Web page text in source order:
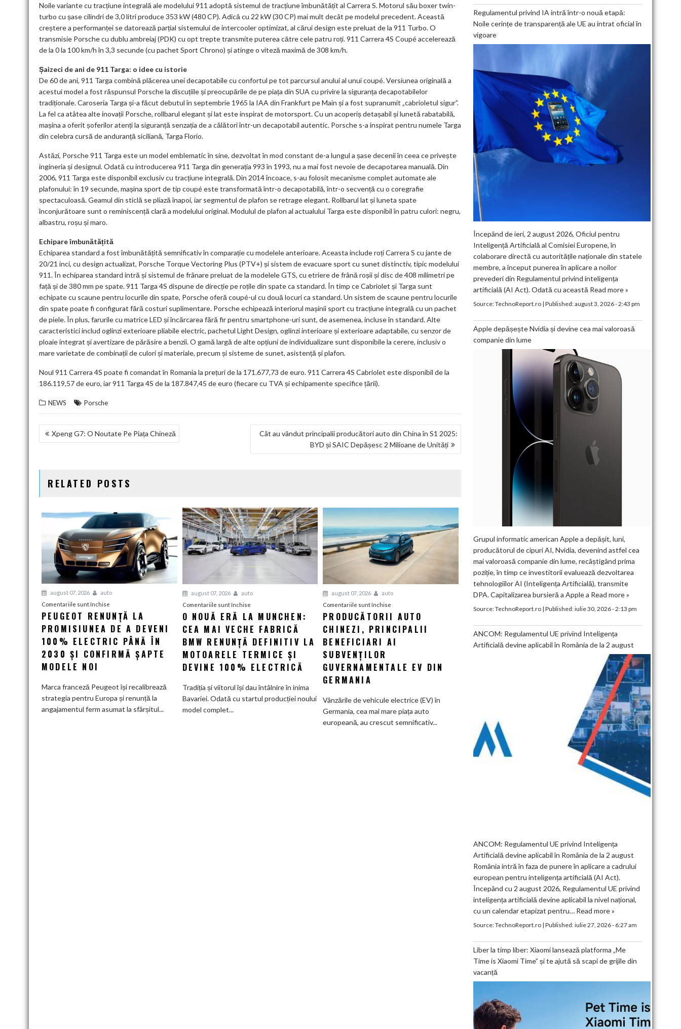
Noile variante cu tracțiune integrală ale modelului 911 adoptă sistemul de tracțiune îmbunătățit al Carrera S. Motorul său boxer twin-
turbo cu șase cilindri de 3,0 litri produce 353 kW (480 CP). Adică cu 22 kW (30 CP) mai mult decât pe modelul precedent. Această
creștere a performanței se datorează parțial sistemului de intercooler optimizat, al cărui design este preluat de la 911 Turbo. O
transmisie Porsche cu dublu ambreiaj (PDK) cu opt trepte transmite puterea către cele patru roți. 911 Carrera 4S Coupé accelerează
de la 0 la 100 km/h în 3,3 secunde (cu pachet Sport Chrono) și atinge o viteză maximă de 308 km/h.
Șaizeci de ani de 911 Targa: o idee cu istorie
De 60 de ani, 911 Targa combină plăcerea unei decapotabile cu confortul pe tot parcursul anului al unui coupé. Versiunea originală a
acestui model a fost răspunsul Porsche la discuțiile și preocupările de pe piața din SUA cu privire la siguranța decapotabilelor
tradiționale. Caroseria Targa și-a făcut debutul în septembrie 1965 la IAA din Frankfurt pe Main și a fost supranumit „cabrioletul sigur”.
La fel ca atâtea alte inovații Porsche, rollbarul elegant și lat este inspirat de motorsport. Cu un acoperiș detașabil și lunetă rabatabilă,
mașina a oferit șoferilor atenți la siguranță senzația de a călători într-un decapotabil autentic. Porsche s-a inspirat pentru numele Targa
din celebra cursă de anduranță siciliană, Targa Florio.
Astăzi, Porsche 911 Targa este un model emblematic în sine, dezvoltat în mod constant de-a lungul a șase decenii în ceea ce privește
ingineria și designul. Odată cu introducerea 911 Targa din generația 993 în 1993, nu a mai fost nevoie de decapotarea manuală. Din
2006, 911 Targa este disponibil exclusiv cu tracțiune integrală. Din 2014 încoace, s-au folosit mecanisme complet automate ale
plafonului: în 19 secunde, mașina sport de tip coupé este transformată într-o decapotabilă, într-o secvență cu o coregrafie
spectaculoasă. Geamul din sticlă se pliază înapoi, iar segmentul de plafon se retrage elegant. Rollbarul lat și luneta spate
înconjurătoare sunt o reminiscență clară a modelului original. Modulul de plafon al actualului Targa este disponibil în patru culori: negru,
albastru, roșu și maro.
Echipare îmbunătățită
Echiparea standard a fost îmbunătățită semnificativ în comparație cu modelele anterioare. Aceasta include roți Carrera S cu jante de
20/21 inci, cu design actualizat, Porsche Torque Vectoring Plus (PTV+) și sistem de evacuare sport cu sunet distinctiv, tipic modelului
911. În echiparea standard intră și sistemul de frânare preluat de la modelele GTS, cu etriere de frână roșii și disc de 408 milimetri pe
față și de 380 mm pe spate. 911 Targa 4S dispune de direcție pe roțile din spate ca standard. În timp ce Cabriolet și Targa sunt
echipate cu scaune pentru locurile din spate, Porsche oferă coupé-ul cu două locuri ca standard. Un sistem de scaune pentru locurile
din spate poate fi configurat fără costuri suplimentare. Porsche echipează interiorul mașinii sport cu tracțiune integrală cu un pachet
de piele. În plus, farurile cu matrice LED și încărcarea fără fir pentru smartphone-uri sunt, de asemenea, incluse în standard. Alte
caracteristici includ oglinzi exterioare pliabile electric, pachetul Light Design, oglinzi interioare și exterioare adaptabile, cu senzor de
ploaie integrat și avertizare de părăsire a benzii. O gamă largă de alte opțiuni de individualizare sunt disponibile la cerere, inclusiv o
mare varietate de combinații de culori și materiale, precum și sisteme de sunet, asistență și plafon.
Noul 911 Carrera 4S poate fi comandat în Romania la prețuri de la 171.677,73 de euro. 911 Carrera 4S Cabriolet este disponibil de la
186.119,57 de euro, iar 911 Targa 4S de la 187.847,45 de euro (fiecare cu TVA și echipamente specifice țării).
NEWS Porsche
NAVIGARE
Xpeng G7: O Noutate Pe Piața Chineză
Cât au vândut principalii producători auto din China în S1 2025:
BYD și SAIC Depășesc 2 Milioane de Unități
RELATED POSTS
august 07, 2026
auto
Comentariile sunt închise
Peugeot
renunță
la
promisiunea
de
electric
PEUGEOT RENUNȚĂ LA
PROMISIUNEA DE A DEVENI
100% ELECTRIC PÂNĂ ÎN
2030 ȘI CONFIRMĂ ȘAPTE
MODELE NOI
Marca franceză Peugeot își recalibrează
strategia pentru Europa și renunță la
angajamentul ferm asumat la sfârșitul...
august 07, 2026
auto
Comentariile sunt închisepentru
O
nouă
eră
Munchen:
Cea
fabrică
O NOUĂ ERĂ LA MUNCHEN:
CEA MAI VECHE FABRICĂ
BMW RENUNȚĂ DEFINITIV LA
MOTOARELE TERMICE ȘI
DEVINE 100% ELECTRICĂ
Tradiția și viitorul își dau întâlnire în inima
Bavariei. Odată cu startul producției noului
model complet...
august 07, 2026
auto
Comentariile sunt închise
Producătorii
auto
chinezi,
ai
EV
din
Germania
PRODUCĂTORII AUTO
CHINEZI, PRINCIPALII
BENEFICIARI AI
SUBVENȚILOR
GUVERNAMENTALE EV DIN
GERMANIA
Vânzările de vehicule electrice (EV) în
Germania, cea mai mare piața auto
europeană, au crescut semnificativ...
Regulamentul privind IA intră într-o nouă etapă:
Noile cerințe de transparență ale UE au intrat oficial în
vigoare
Începând de ieri, 2 august 2026, Oficiul pentru
Inteligență Artificială al Comisiei Europene, în
colaborare directă cu autoritățile naționale din statele
membre, a început punerea în aplicare a noilor
prevederi din Regulamentul privind inteligența
artificială (AI Act). Odată cu această Read more »
Source:TechnoReport.ro| Published:august 3, 2026 - 2:43 pm
Apple depășește Nvidia și devine cea mai valoroasă
companie din lume
Grupul informatic american Apple a depășit, luni,
producătorul de cipuri AI, Nvidia, devenind astfel cea
mai valoroasă companie din lume, recâștigând prima
poziție, în timp ce investitorii evaluează dezvoltarea
tehnologiilor AI (Inteligența Artificială), transmite
DPA. Capitalizarea bursieră a Apple a Read more »
Source:TechnoReport.ro| Published:iulie 30, 2026 - 2:13 pm
ANCOM: Regulamentul UE privind Inteligența
Artificială devine aplicabil în România de la 2 august
ANCOM: Regulamentul UE privind Inteligența
Artificială devine aplicabil în România de la 2 august
România intră în faza de punere în aplicare a cadrului
european pentru inteligența artificială (AI Act).
Începând cu 2 august 2026, Regulamentul UE privind
inteligența artificială devine aplicabil la nivel național,
cu un calendar etapizat pentru… Read more »
Source:TechnoReport.ro| Published:iulie 27, 2026 - 6:27 am
Liber la timp liber: Xiaomi lansează platforma „Me
Time is Xiaomi Time” și te ajută să scapi de grijile din
vacanță